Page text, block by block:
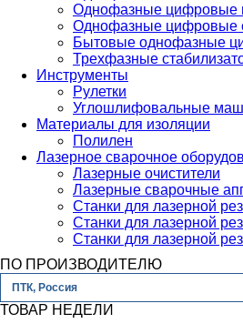
Однофазные цифровые
Однофазные цифровые
Бытовые однофазные
Трехфазные
Инструменты
Рулетки
Углошлифовальные
Материалы для изоляции
Полилен
Лазерное сварочное
Лазерные очистители
Лазерные сварочные
Станки для лазерной
Станки для лазерной
Станки для лазерной
ПО ПРОИЗВОДИТЕЛЮ
ПТК, Россия
ТОВАР НЕДЕЛИ